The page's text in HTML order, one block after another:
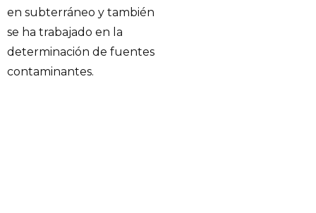
en subterráneo y también
se ha trabajado en la
determinación de fuentes
contaminantes.